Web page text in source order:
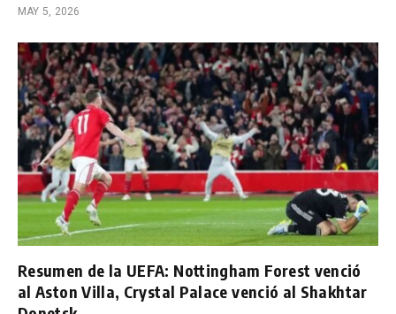
MAY 5, 2026
Resumen de la UEFA: Nottingham Forest venció
al Aston Villa, Crystal Palace venció al Shakhtar